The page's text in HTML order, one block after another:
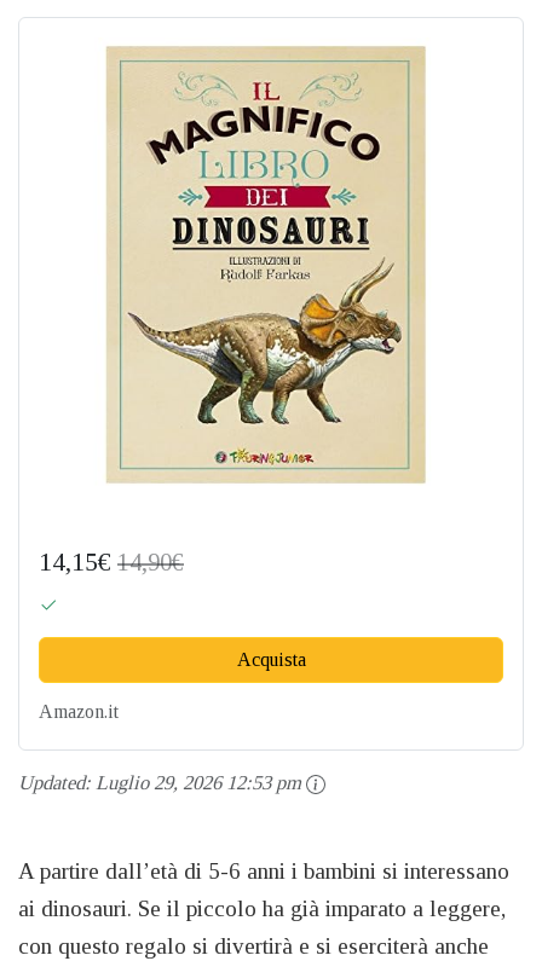
14,15€ 14,90€
Acquista
Amazon.it
Updated: Luglio 29, 2026 12:53 pm
A partire dall’età di 5-6 anni i bambini si interessano
ai dinosauri. Se il piccolo ha già imparato a leggere,
con questo regalo si divertirà e si eserciterà anche